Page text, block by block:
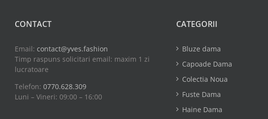
CONTACT
Email: contact@yves.fashion
Timp raspuns solicitari email: maxim 1 zi
lucratoare
Telefon: 0770.628.309
Luni – Vineri: 09:00 – 16:00
CATEGORII
Bluze dama
Capoade Dama
Colectia Noua
Fuste Dama
Haine Dama